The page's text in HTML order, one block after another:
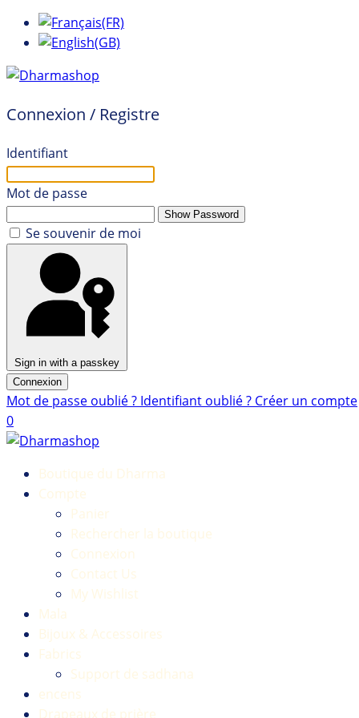
Connexion / Registre
Identifiant
Mot de passe
Show Password
Se souvenir de moi
Sign in with a passkey
Connexion
Mot de passe oublié ? Identifiant oublié ? Créer un compte
0
Boutique du Dharma
Compte
Panier
Rechercher la boutique
Connexion
Contact Us
My Wishlist
Mala
Bijoux & Accessoires
Fabrics
Support de sadhana
encens
Drapeaux de prière